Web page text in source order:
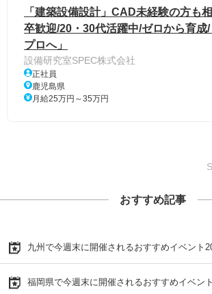
「建築設備設計」CAD未経験の方も
卒歓迎/20・30代活躍中/ゼロから育成
プロへ」
設備研究室SPEC株式会社
正社員
鹿児島県
月給25万円～35万円
おすすめ記事
九州で今週末に開催されるおすすめイベント
福岡県で今週末に開催されるおすすめイベン